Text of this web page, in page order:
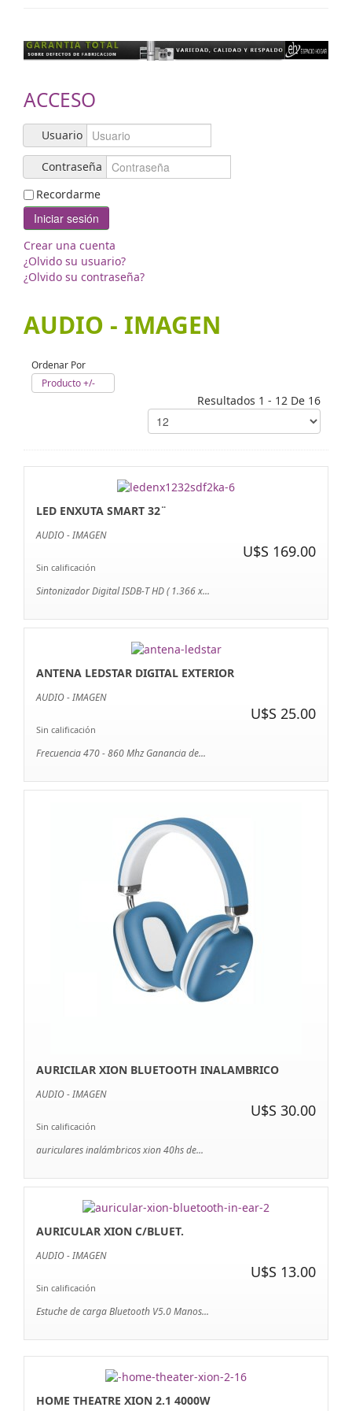
ACCESO
Usuario
Contraseña
Recordarme
Iniciar sesión
Crear una cuenta
¿Olvido su usuario?
¿Olvido su contraseña?
AUDIO - IMAGEN
Ordenar Por
Producto +/-
Resultados 1 - 12 De 16
LED ENXUTA SMART 32¨
AUDIO - IMAGEN
U$S 169.00
Sin calificación
Sintonizador Digital ISDB-T HD ( 1.366 x...
ANTENA LEDSTAR DIGITAL EXTERIOR
AUDIO - IMAGEN
U$S 25.00
Sin calificación
Frecuencia 470 - 860 Mhz Ganancia de...
AURICILAR XION BLUETOOTH INALAMBRICO
AUDIO - IMAGEN
U$S 30.00
Sin calificación
auriculares inalámbricos xion 40hs de...
AURICULAR XION C/BLUET.
AUDIO - IMAGEN
U$S 13.00
Sin calificación
Estuche de carga Bluetooth V5.0 Manos...
HOME THEATRE XION 2.1 4000W